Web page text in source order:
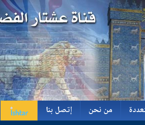
من نحن
إتصل بنا